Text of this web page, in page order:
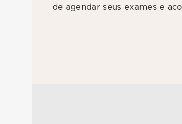
de agendar seus exames e